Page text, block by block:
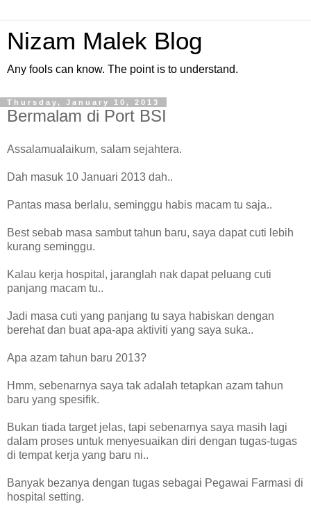
Nizam Malek Blog
Any fools can know. The point is to understand.
Thursday, January 10, 2013
Bermalam di Port BSI
Assalamualaikum, salam sejahtera.
Dah masuk 10 Januari 2013 dah..
Pantas masa berlalu, seminggu habis macam tu saja..
Best sebab masa sambut tahun baru, saya dapat cuti lebih
kurang seminggu.
Kalau kerja hospital, jaranglah nak dapat peluang cuti
panjang macam tu..
Jadi masa cuti yang panjang tu saya habiskan dengan
berehat dan buat apa-apa aktiviti yang saya suka..
Apa azam tahun baru 2013?
Hmm, sebenarnya saya tak adalah tetapkan azam tahun
baru yang spesifik.
Bukan tiada target jelas, tapi sebenarnya saya masih lagi
dalam proses untuk menyesuaikan diri dengan tugas-tugas
di tempat kerja yang baru ni..
Banyak bezanya dengan tugas sebagai Pegawai Farmasi di
hospital setting.